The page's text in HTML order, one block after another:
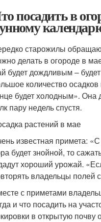
посадить в
старожилы
делать в огороде в
будет дождливым –
количество
будет холодным». Она
пару недель спустя.
растений в мае
известная примета:
будет знойной, то
хороший урожай.
владельцы
с приметами
и что посадить на
в открытую